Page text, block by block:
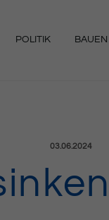
POLITIK
Veröffentlicht
03.06.2024